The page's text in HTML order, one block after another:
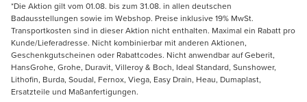
*Die Aktion gilt vom 01.08. bis zum 31.08. in allen deutschen
Badausstellungen sowie im Webshop. Preise inklusive 19% MwSt.
Transportkosten sind in dieser Aktion nicht enthalten. Maximal ein Rabatt pro
Kunde/Lieferadresse. Nicht kombinierbar mit anderen Aktionen,
Geschenkgutscheinen oder Rabattcodes. Nicht anwendbar auf Geberit,
HansGrohe, Grohe, Duravit, Villeroy & Boch, Ideal Standard, Sunshower,
Lithofin, Burda, Soudal, Fernox, Viega, Easy Drain, Heau, Dumaplast,
Ersatzteile und Maßanfertigungen.